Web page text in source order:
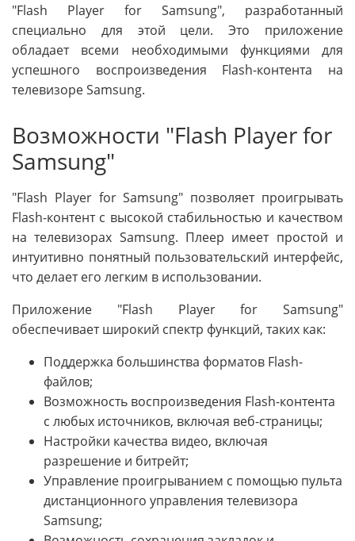
"Flash Player for Samsung", разработанный
специально для этой цели. Это приложение
обладает всеми необходимыми функциями для
успешного воспроизведения Flash-контента на
телевизоре Samsung.
Возможности "Flash Player for
Samsung"
"Flash Player for Samsung" позволяет проигрывать
Flash-контент с высокой стабильностью и качеством
на телевизорах Samsung. Плеер имеет простой и
интуитивно понятный пользовательский интерфейс,
что делает его легким в использовании.
Приложение "Flash Player for Samsung"
обеспечивает широкий спектр функций, таких как:
Поддержка большинства форматов Flash-
файлов;
Возможность воспроизведения Flash-контента
с любых источников, включая веб-страницы;
Настройки качества видео, включая
разрешение и битрейт;
Управление проигрыванием с помощью пульта
дистанционного управления телевизора
Samsung;